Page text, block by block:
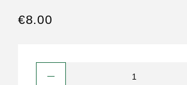
€8.00